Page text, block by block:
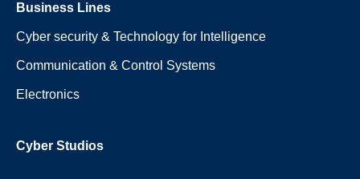
Business Lines
Cyber security & Technology for Intelligence
Communication & Control Systems
Electronics
Cyber Studios